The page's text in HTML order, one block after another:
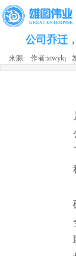
公司乔迁
来源: 作者:xtwykj